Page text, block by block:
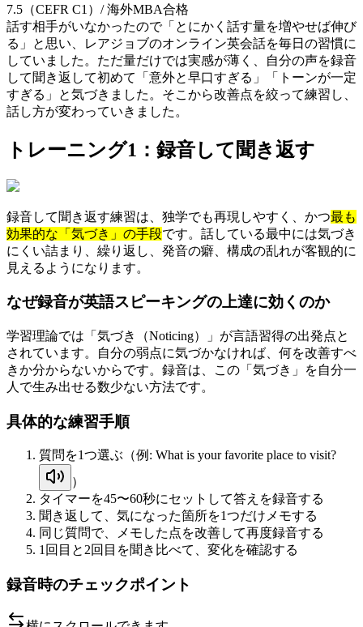
7.5（CEFR C1）/ 海外MBA合格
話す相手がいなかったので「とにかく話す量を増やせば伸び
る」と思い、レアジョブのオンライン英会話を毎日の習慣に
していました。ただ量だけでは実感が薄く、自分の声を録音
して聞き返して初めて「意外と早口すぎる」「トーンが一定
すぎる」と気づきました。そこから改善点を絞って練習し、
話し方が変わっていきました。
トレーニング1：録音して聞き返す
録音して聞き返す練習は、独学でも再現しやすく、かつ最も
効果的な「気づき」の手段です。話している最中には気づき
にくい詰まり、繰り返し、発音の癖、構成の乱れが客観的に
見えるようになります。
なぜ録音が英語スピーキングの上達に効くのか
学習理論では「気づき（Noticing）」が言語習得の出発点と
されています。自分の弱点に気づかなければ、何を改善すべ
きか分からないからです。録音は、この「気づき」を自分一
人で生み出せる数少ない方法です。
具体的な練習手順
質問を1つ選ぶ（例: What is your favorite place to visit?
）
タイマーを45〜60秒にセットして答えを録音する
聞き返して、気になった箇所を1つだけメモする
同じ質問で、メモした点を改善して再度録音する
1回目と2回目を聞き比べて、変化を確認する
録音時のチェックポイント